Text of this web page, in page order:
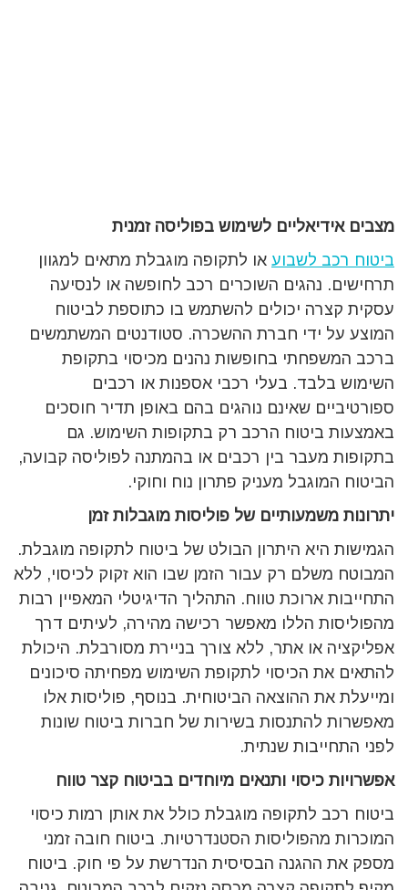
מצבים אידיאליים לשימוש בפוליסה זמנית
ביטוח רכב לשבוע או לתקופה מוגבלת מתאים למגוון
תרחישים. נהגים השוכרים רכב לחופשה או לנסיעה
עסקית קצרה יכולים להשתמש בו כתוספת לביטוח
המוצע על ידי חברת ההשכרה. סטודנטים המשתמשים
ברכב המשפחתי בחופשות נהנים מכיסוי בתקופת
השימוש בלבד. בעלי רכבי אספנות או רכבים
ספורטיביים שאינם נוהגים בהם באופן תדיר חוסכים
באמצעות ביטוח הרכב רק בתקופות השימוש. גם
בתקופות מעבר בין רכבים או בהמתנה לפוליסה קבועה,
הביטוח המוגבל מעניק פתרון נוח וחוקי.
יתרונות משמעותיים של פוליסות מוגבלות זמן
הגמישות היא היתרון הבולט של ביטוח לתקופה מוגבלת.
המבוטח משלם רק עבור הזמן שבו הוא זקוק לכיסוי, ללא
התחייבות ארוכת טווח. התהליך הדיגיטלי המאפיין רבות
מהפוליסות הללו מאפשר רכישה מהירה, לעיתים דרך
אפליקציה או אתר, ללא צורך בניירת מסורבלת. היכולת
להתאים את הכיסוי לתקופת השימוש מפחיתה סיכונים
ומייעלת את ההוצאה הביטוחית. בנוסף, פוליסות אלו
מאפשרות להתנסות בשירות של חברות ביטוח שונות
לפני התחייבות שנתית.
אפשרויות כיסוי ותנאים מיוחדים בביטוח קצר טווח
ביטוח רכב לתקופה מוגבלת כולל את אותן רמות כיסוי
המוכרות מהפוליסות הסטנדרטיות. ביטוח חובה זמני
מספק את ההגנה הבסיסית הנדרשת על פי חוק. ביטוח